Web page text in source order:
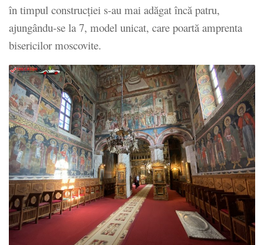
în timpul construcției s-au mai adăgat încă patru,
ajungându-se la 7, model unicat, care poartă amprenta
bisericilor moscovite.